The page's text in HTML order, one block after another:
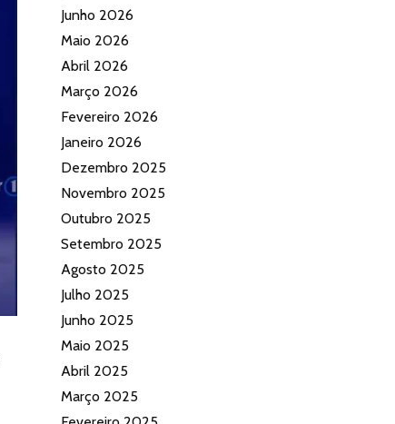
Junho 2026
Maio 2026
Abril 2026
Março 2026
Fevereiro 2026
Janeiro 2026
Dezembro 2025
Novembro 2025
Outubro 2025
Setembro 2025
Agosto 2025
Julho 2025
Junho 2025
Maio 2025
Abril 2025
Março 2025